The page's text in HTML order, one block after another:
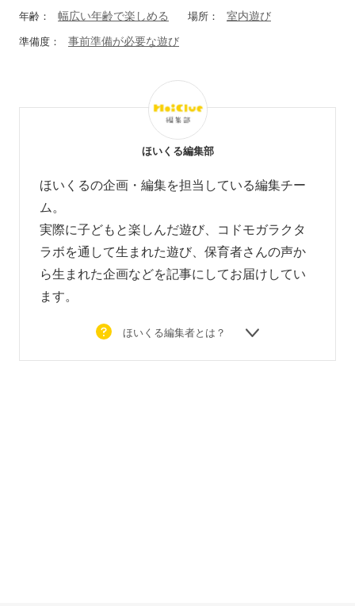
年齢： 幅広い年齢で楽しめる 場所： 室内遊び
準備度： 事前準備が必要な遊び
ほいくる編集部
ほいくるの企画・編集を担当している編集チー
ム。
実際に子どもと楽しんだ遊び、コドモガラクタ
ラボを通して生まれた遊び、 保育者さんの声か
ら生まれた企画などを記事にしてお届けしてい
ます。
ほいくる編集者とは？